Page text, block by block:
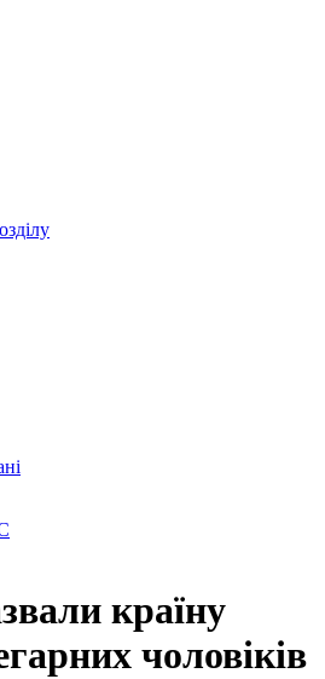
країну
чоловіків